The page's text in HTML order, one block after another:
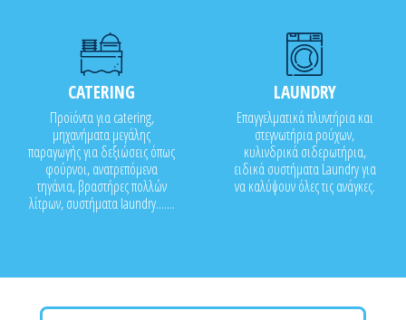
CATERING
Προϊόντα για catering,
μηχανήματα μεγάλης
παραγωγής για δεξιώσεις όπως
φούρνοι, ανατρεπόμενα
τηγάνια, βραστήρες πολλών
λίτρων, συστήματα laundry.......
LAUNDRY
Επαγγελματικά πλυντήρια και
στεγνωτήρια ρούχων,
κυλινδρικά σιδερωτήρια,
ειδικά συστήματα Laundry για
να καλύψουν όλες τις ανάγκες.